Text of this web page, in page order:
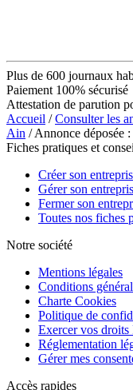
Plus de 600 journaux
Paiement 100% sécurisé
Attestation de parution
Accueil /Consulter les
Ain / Annonce
Fiches pratiques et
Créer son
Gérer son
Fermer son
Toutes nos fiches
Notre société
Mentions légales
Conditions
Charte Cookies
Politique de
Exercer vos droits
Réglementation
Gérer mes
Accès rapides